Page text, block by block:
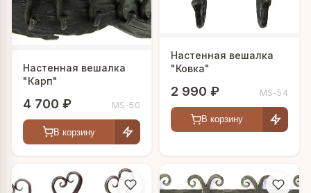
Настенная вешалка
"Карп"
4 700 ₽ MS-50
В корзину
Настенная вешалка
"Ковка"
2 990 ₽ MS-54
В корзину